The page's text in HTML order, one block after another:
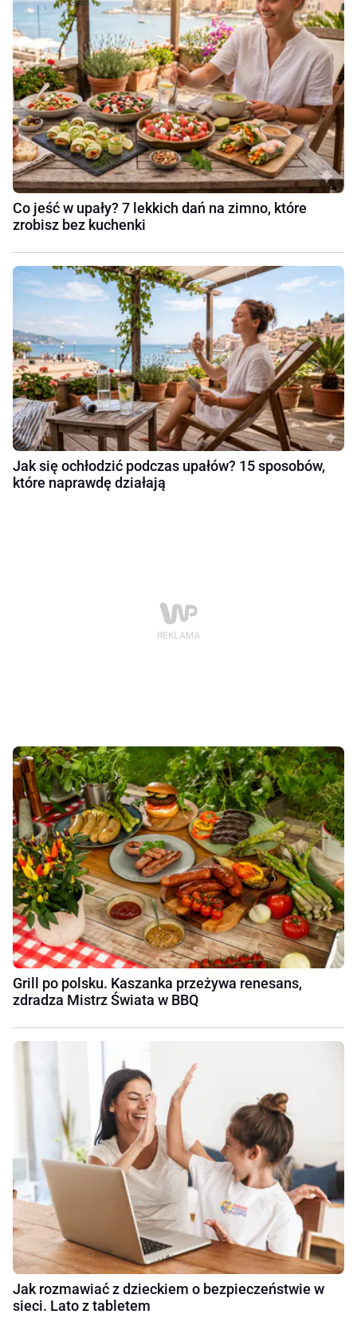
Co jeść w upały? 7 lekkich dań na zimno, które
zrobisz bez kuchenki
Jak się ochłodzić podczas upałów? 15 sposobów,
które naprawdę działają
Grill po polsku. Kaszanka przeżywa renesans,
zdradza Mistrz Świata w BBQ
Jak rozmawiać z dzieckiem o bezpieczeństwie w
sieci. Lato z tabletem